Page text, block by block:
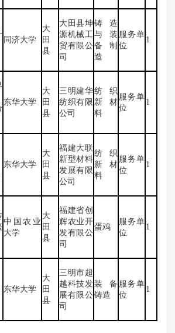
同济大学
大
田
县
大田县坤
源机械工
贸有限公
司
铸造
与装
备制
造
服务单
位
1
东华大学
大
田
县
三明建华
纺织有限
公司
纺织
新材
料
服务单
位
1
东华大学
大
田
县
福建大联
新型材料
发展有限
公司
纺织
新材
料
服务单
位
1
中国农业
大学
大
田
县
福建省创
辉农业开
发有限公
司
蛋鸡
服务单
位
1
东华大学
大
田
县
三明市超
越科技发
展有限公
司
装备
铸造
服务单
位
1